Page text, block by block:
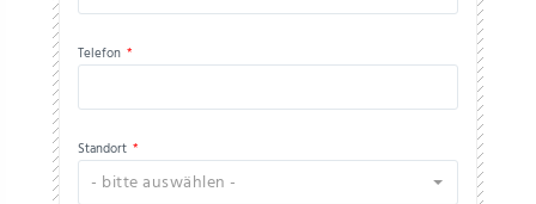
Telefon *
Standort *
- bitte auswählen -